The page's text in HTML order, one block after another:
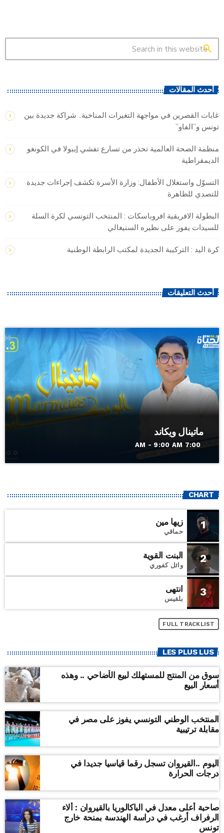
search
أحدث المقالات
غابات القصرين في مواجهة التغيرات المناخية.. شراكة جديدة بين
تونس و”الفاو”
منظمة الصحة العالمية تحذر من تسارع تفشي إيبولا في الكونغو
الديمقراطية
التسوّل واستغلال الأطفال: وزارة الأسرة تكشف إجراءات جديدة
للتصدي للظاهرة
البطولة الافريقية افروباسكات : المنتخب التونسي لكرة السلة
للسيدات يفوز على نظيره السنيغالي
كرة اليد : التركيبة الجديدة لمكتب الرابطة الوطنية
أحدث التعليقات
ماتينال ويكاند
7:00 AM - 9:00 AM
CHART
1 زيها مين
حماقي
2 البنت القوية
وائل كفوري
3 انتهى
بلقيس
FULL TRACKLIST
LES PLUS LUS
سوق من المنتج للمستهلك لبيع الأضاحي .. وهذه
أسعار البيع
المنتخب الوطني التونسي يفوز على مصر في
مقابلة ترتيبية
اليوم ..القيروان تسجل رقما قياسيا جديدا في
درجات الحرارة
صاحبة أعلى معدل في الباكالوريا بالقيروان : ألاء
الرفراف أرغب في دراسة الهندسة بمنحة خارج
تونس